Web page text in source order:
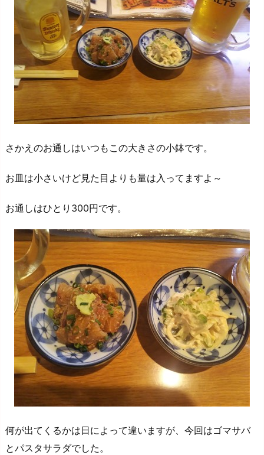
さかえのお通しはいつもこの大きさの小鉢です。
お皿は小さいけど見た目よりも量は入ってますよ～
お通しはひとり300円です。
何が出てくるかは日によって違いますが、今回はゴマサバ
とパスタサラダでした。